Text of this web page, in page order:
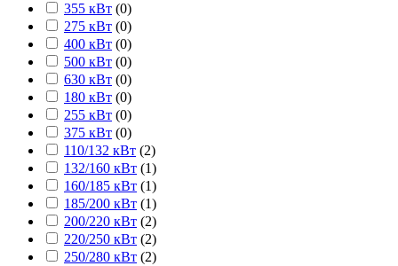
355 кВт (0)
275 кВт (0)
400 кВт (0)
500 кВт (0)
630 кВт (0)
180 кВт (0)
255 кВт (0)
375 кВт (0)
110/132 кВт (2)
132/160 кВт (1)
160/185 кВт (1)
185/200 кВт (1)
200/220 кВт (2)
220/250 кВт (2)
250/280 кВт (2)